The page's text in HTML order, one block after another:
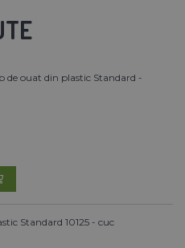
de ouat din plastic Standard -
Standard 10125 - cuc